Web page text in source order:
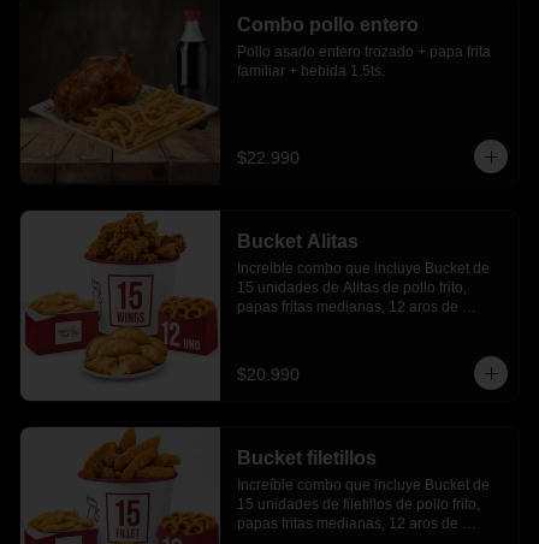
Combo pollo entero
Pollo asado entero trozado + papa frita
familiar + bebida 1.5ts.
$22.990
Bucket Alitas
Increíble combo que incluye Bucket de
15 unidades de Alitas de pollo frito,
papas fritas medianas, 12 aros de
$20.990
Bucket filetillos
Increíble combo que incluye Bucket de
15 unidades de filetillos de pollo frito,
papas fritas medianas, 12 aros de